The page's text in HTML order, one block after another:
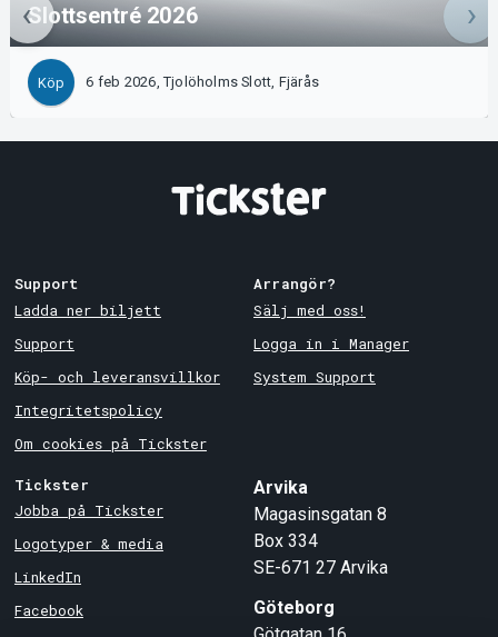
Slottsentré 2026
Köp 6 feb 2026, Tjolöholms Slott, Fjärås
Support
Ladda ner biljett
Support
Köp- och leveransvillkor
Integritetspolicy
Om cookies på Tickster
Arrangör?
Sälj med oss!
Logga in i Manager
System Support
Tickster
Jobba på Tickster
Logotyper & media
LinkedIn
Facebook
Arvika
Magasinsgatan 8
Box 334
SE-671 27 Arvika
Göteborg